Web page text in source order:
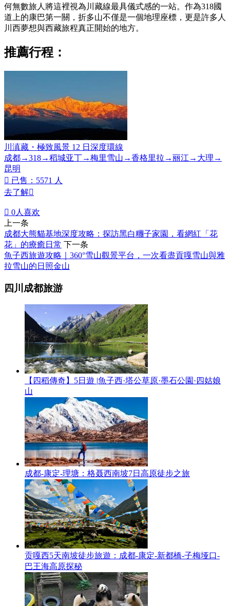
何無數旅人將這裡視為川藏線最具儀式感的一站。作為318國
道上的康巴第一關，折多山不僅是一個地理座標，更是許多人
川西夢想與西藏旅程真正開始的地方。
推薦行程：
川滇藏・極致風景 12 日深度環線
成都→318→稻城亚丁→梅里雪山→香格里拉→丽江→大理→
昆明
 已售：5571 人
去了解
 0人喜欢
上一条
成都大熊貓基地深度攻略：探訪黑白糰子家園，看網紅「花
花」的療癒日常 下一条
魚子西旅遊攻略｜360°雪山觀景平台，一次看盡貢嘎雪山與雅
拉雪山的日照金山
四川成都旅游
【四稻傳奇】5日遊 |魚子西·塔公草原·墨石公園·四姑娘
山
成都-康定-理塘：格聂西南坡7日高原徒步之旅
贡嘎西5天南坡徒步旅遊：成都-康定-新都橋-子梅垭口-
巴王海高原探秘